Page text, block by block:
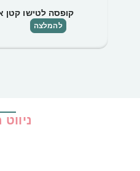
קופסה לטישו קטן
להמלצה